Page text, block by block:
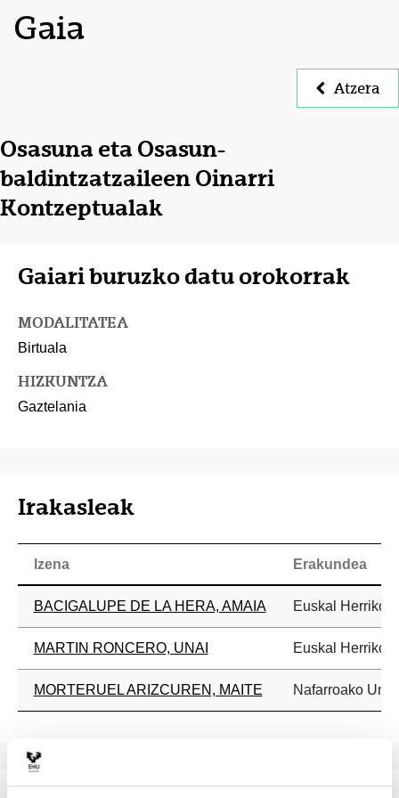
Gaia
Atzera
Osasuna eta Osasun-
baldintzatzaileen Oinarri
Kontzeptualak
Gaiari buruzko datu orokorrak
MODALITATEA
Birtuala
HIZKUNTZA
Gaztelania
Irakasleak
Izena Erakundea
BACIGALUPE DE LA HERA, AMAIA Euskal Herriko
MARTIN RONCERO, UNAI Euskal Herriko
MORTERUEL ARIZCUREN, MAITE Nafarroako